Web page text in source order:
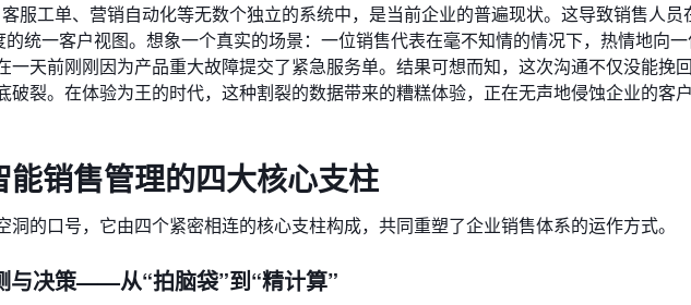
服工单、营销自动化等无数个独立的系统中，是当前企业的普遍现状。这导致销售人员
统一客户视图。想象一个真实的场景：一位销售代表在毫不知情的情况下，热情地向
一天前刚刚因为产品重大故障提交了紧急服务单。结果可想而知，这次沟通不仅没能挽
破裂。在体验为王的时代，这种割裂的数据带来的糟糕体验，正在无声地侵蚀企业的客
销售管理的四大核心支柱
的口号，它由四个紧密相连的核心支柱构成，共同重塑了企业销售体系的运作方式。
与决策——从“拍脑袋”到“精计算”